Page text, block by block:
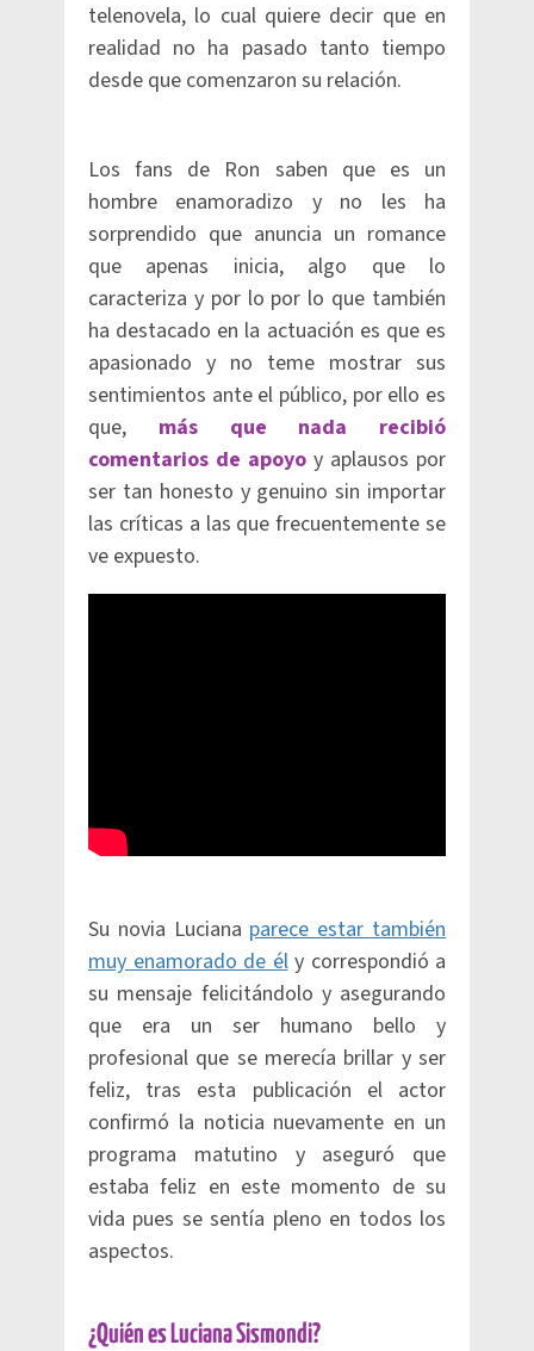
telenovela, lo cual quiere decir que en
realidad no ha pasado tanto tiempo
desde que comenzaron su relación.
Los fans de Ron saben que es un
hombre enamoradizo y no les ha
sorprendido que anuncia un romance
que apenas inicia, algo que lo
caracteriza y por lo por lo que también
ha destacado en la actuación es que es
apasionado y no teme mostrar sus
sentimientos ante el público, por ello es
que, más que nada recibió
comentarios de apoyo y aplausos por
ser tan honesto y genuino sin importar
las críticas a las que frecuentemente se
ve expuesto.
Su novia Luciana parece estar también
muy enamorado de ély correspondió a
su mensaje felicitándolo y asegurando
que era un ser humano bello y
profesional que se merecía brillar y ser
feliz, tras esta publicación el actor
confirmó la noticia nuevamente en un
programa matutino y aseguró que
estaba feliz en este momento de su
vida pues se sentía pleno en todos los
aspectos.
¿Quién es Luciana Sismondi?